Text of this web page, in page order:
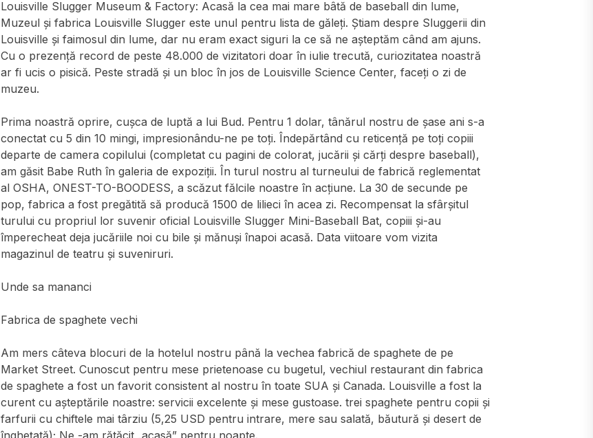
Louisville Slugger Museum & Factory: Acasă la cea mai mare bâtă de baseball din lume,
Muzeul și fabrica Louisville Slugger este unul pentru lista de găleți. Știam despre Sluggerii din
Louisville și faimosul din lume, dar nu eram exact siguri la ce să ne așteptăm când am ajuns.
Cu o prezență record de peste 48.000 de vizitatori doar în iulie trecută, curiozitatea noastră
ar fi ucis o pisică. Peste stradă și un bloc în jos de Louisville Science Center, faceți o zi de
muzeu.
Prima noastră oprire, cușca de luptă a lui Bud. Pentru 1 dolar, tânărul nostru de șase ani s-a
conectat cu 5 din 10 mingi, impresionându-ne pe toți. Îndepărtând cu reticență pe toți copiii
departe de camera copilului (completat cu pagini de colorat, jucării și cărți despre baseball),
am găsit Babe Ruth în galeria de expoziții. În turul nostru al turneului de fabrică reglementat
al OSHA, ONEST-TO-BOODESS, a scăzut fălcile noastre în acțiune. La 30 de secunde pe
pop, fabrica a fost pregătită să producă 1500 de lilieci în acea zi. Recompensat la sfârșitul
turului cu propriul lor suvenir oficial Louisville Slugger Mini-Baseball Bat, copiii și-au
împerecheat deja jucăriile noi cu bile și mănuși înapoi acasă. Data viitoare vom vizita
magazinul de teatru și suveniruri.
Unde sa mananci
Fabrica de spaghete vechi
Am mers câteva blocuri de la hotelul nostru până la vechea fabrică de spaghete de pe
Market Street. Cunoscut pentru mese prietenoase cu bugetul, vechiul restaurant din fabrica
de spaghete a fost un favorit consistent al nostru în toate SUA și Canada. Louisville a fost la
curent cu așteptările noastre: servicii excelente și mese gustoase. trei spaghete pentru copii și
farfurii cu chiftele mai târziu (5,25 USD pentru intrare, mere sau salată, băutură și desert de
înghețată); Ne -am rătăcit „acasă” pentru noapte.